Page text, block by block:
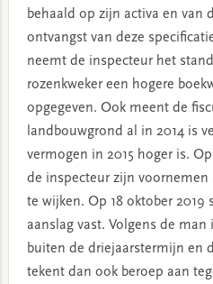
behaald op zijn activa en van
ontvangst van deze
neemt de inspecteur het
rozenkweker een hogere
opgegeven. Ook meent de
landbouwgrond al in 2014 is
vermogen in 2015 hoger is.
de inspecteur zijn
te wijken. Op 18 oktober 2019
aanslag vast. Volgens de man
buiten de driejaarstermijn en
tekent dan ook beroep aan